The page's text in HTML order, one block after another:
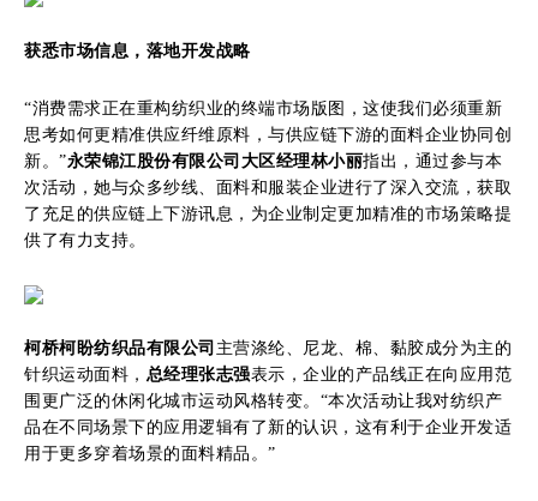
获悉市场信息，落地开发战略
“消费需求正在重构纺织业的终端市场版图，这使我们必须重新
思考如何更精准供应纤维原料，与供应链下游的面料企业协同创
新。”永荣锦江股份有限公司大区经理林小丽指出，通过参与本
次活动，她与众多纱线、面料和服装企业进行了深入交流，获取
了充足的供应链上下游讯息，为企业制定更加精准的市场策略提
供了有力支持。
柯桥柯盼纺织品有限公司 主营涤纶、尼龙、棉、黏胶成分为主的
针织运动面料， 总经理张志强表示，企业的产品线正在向应用范
围更广泛的休闲化城市运动风格转变。“本次活动让我对纺织产
品在不同场景下的应用逻辑有了新的认识，这有利于企业开发适
用于更多穿着场景的面料精品。”